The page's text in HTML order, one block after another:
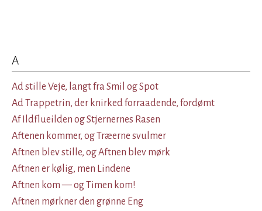
A
Ad stille Veje, langt fra Smil og Spot
Ad Trappetrin, der knirked forraadende, fordømt
Af Ildflueilden og Stjernernes Rasen
Aftenen kommer, og Træerne svulmer
Aftnen blev stille, og Aftnen blev mørk
Aftnen er kølig, men Lindene
Aftnen kom — og Timen kom!
Aftnen mørkner den grønne Eng